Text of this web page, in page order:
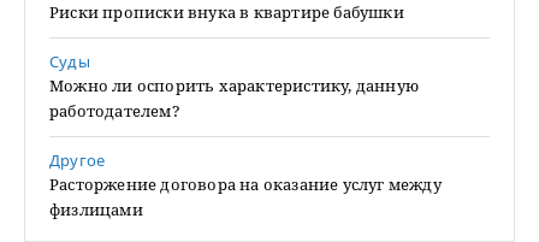
Риски прописки внука в квартире бабушки
Суды
Можно ли оспорить характеристику, данную
работодателем?
Другое
Расторжение договора на оказание услуг между
физлицами